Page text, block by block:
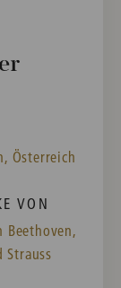
Österreich
VON
Beethoven,
Strauss